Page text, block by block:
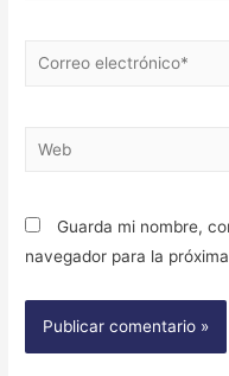
Correo
Web
Guarda mi nombre,
navegador para la